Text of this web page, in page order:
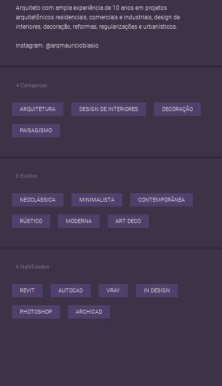
Arquiteto com ampla experiência de 10 anos em projetos
arquitetônicos residenciais, comerciais e industriais, design de
interiores, decoração, reformas, regularizações e urbanísticos.
Instagram: @arqmauriciobiasio
4 Categorias
ARQUITETURA DESIGN DE INTERIORES DECORAÇÃO
PAISAGISMO
6 Estilos
NEOCLÁSSICA MINIMALISTA CONTEMPORÂNEA
RÚSTICO MODERNA ART DECO
6 Habilidades
REVIT AUTOCAD VRAY IN DESIGN
PHOTOSHOP ARCHICAD